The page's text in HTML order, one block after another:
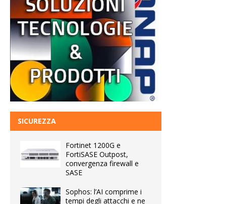
SICUREZZA
Fortinet 1200G e
FortiSASE Outpost,
convergenza firewall e
SASE
Sophos: l’AI comprime i
tempi degli attacchi e ne